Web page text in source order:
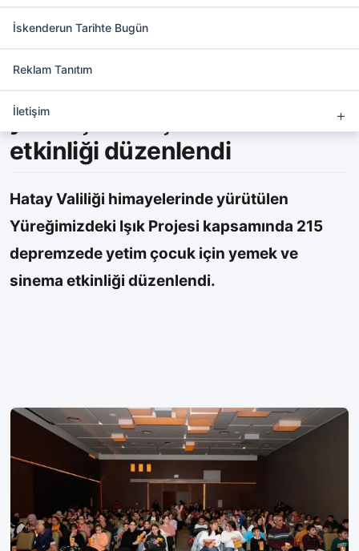
İskenderun Tarihte Bugün
Reklam Tanıtım
İletişim
eğlenceli gün
Hataylı 215 depremzede
yetim çocuk için sinema
etkinliği düzenlendi
Hatay Valiliği himayelerinde yürütülen
Yüreğimizdeki Işık Projesi kapsamında 215
depremzede yetim çocuk için yemek ve
sinema etkinliği düzenlendi.